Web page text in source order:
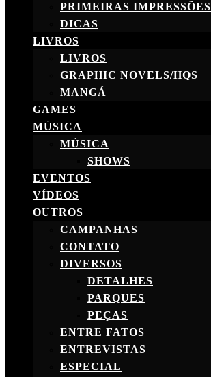
PRIMEIRAS IMPRESSÕES
DICAS
LIVROS
LIVROS
GRAPHIC NOVELS/HQS
MANGÁ
GAMES
MÚSICA
MÚSICA
SHOWS
EVENTOS
VÍDEOS
OUTROS
CAMPANHAS
CONTATO
DIVERSOS
DETALHES
PARQUES
PEÇAS
ENTRE FATOS
ENTREVISTAS
ESPECIAL